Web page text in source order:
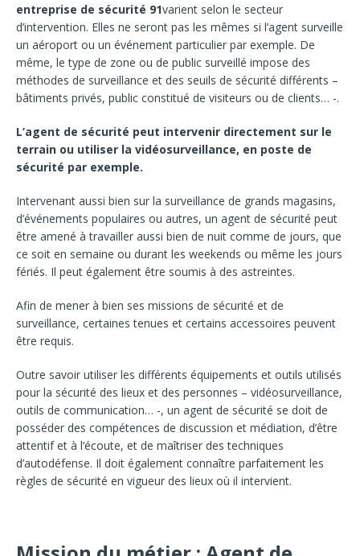
entreprise de sécurité 91varient selon le secteur
d’intervention. Elles ne seront pas les mêmes si l’agent surveille
un aéroport ou un événement particulier par exemple. De
même, le type de zone ou de public surveillé impose des
méthodes de surveillance et des seuils de sécurité différents –
bâtiments privés, public constitué de visiteurs ou de clients… -.
L’agent de sécurité peut intervenir directement sur le
terrain ou utiliser la vidéosurveillance, en poste de
sécurité par exemple.
Intervenant aussi bien sur la surveillance de grands magasins,
d’événements populaires ou autres, un agent de sécurité peut
être amené à travailler aussi bien de nuit comme de jours, que
ce soit en semaine ou durant les weekends ou même les jours
fériés. Il peut également être soumis à des astreintes.
Afin de mener à bien ses missions de sécurité et de
surveillance, certaines tenues et certains accessoires peuvent
être requis.
Outre savoir utiliser les différents équipements et outils utilisés
pour la sécurité des lieux et des personnes – vidéosurveillance,
outils de communication… -, un agent de sécurité se doit de
posséder des compétences de discussion et médiation, d’être
attentif et à l’écoute, et de maîtriser des techniques
d’autodéfense. Il doit également connaître parfaitement les
règles de sécurité en vigueur des lieux où il intervient.